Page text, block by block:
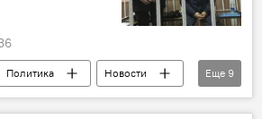
защита
Коркмазова
Данияра Нарымбаева
Политика
Новости
Нариман Тюлеев
Еще 9